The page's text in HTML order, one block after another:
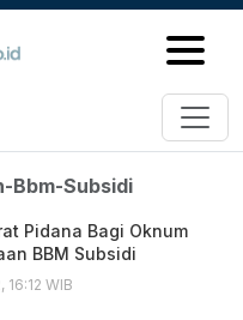
Subsidi
Bbm-Subsidi
Pidana Bagi Oknum
BBM Subsidi
WIB